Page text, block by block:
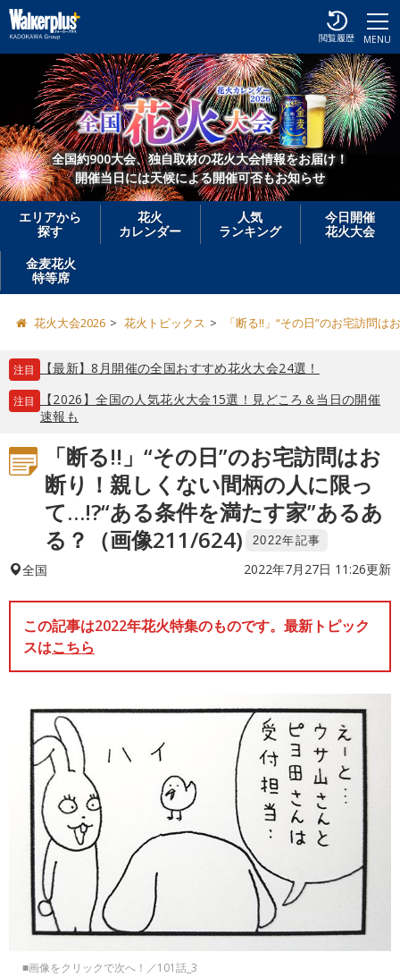
MENU
閲覧履歴
全国約900大会、独自取材の花火大会情報をお届け！
開催当日には天候による開催可否もお知らせ
エリアから
探す
花火
カレンダー
人気
ランキング
今日開催
花火大会
金麦花火
特等席
花火大会2026 花火トピックス 「断る!!」“その日”のお宅訪問
注目 【最新】8月開催の全国おすすめ花火大会24選！
注目
【2026】全国の人気花火大会15選！見どころ＆当日の開催
速報も
「断る!!」“その日”のお宅訪問はお
断り！親しくない間柄の人に限っ
て…!?“ある条件を満たす家”あるあ
る？（画像211/624)
2022年記事
全国 2022年7月27日 11:26更新
この記事は2022年花火特集のものです。最新トピック
スはこちら
■画像をクリックで次へ！／101話_3